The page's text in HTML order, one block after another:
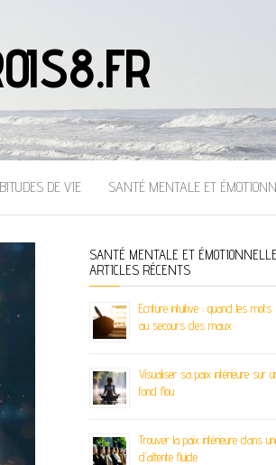
DE VIE SANTÉ MENTALE ET
SANTÉ MENTALE ET
ARTICLES RÉCENTS
Ecriture intuitive : quand les mots
au secours des maux
Visualiser sa paix intérieure sur
fond flou
Trouver la paix intérieure dans
d’attente fluide